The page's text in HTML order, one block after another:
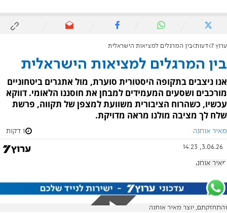
ערוץ 7 דעות בין המרגלים למציאות הישראלית
בין המרגלים למציאות הישראלית
אנו ניצבים בתקופה היסטורית סוערת, מול אתגרים ביטחוניים
מורכבים ושסעים המעמידים למבחן את חוסננו הלאומי. דווקא
עכשיו, כשהרוח הציבורית משוועת למצפן של תקווה, פרשת
שלח לך מציבה מולנו מראה מדויקת.
מאיר אוחנה 1 דקות
3.06.26, 14:23
מאיר אוחנה
והתחזקתם, יוצר מאיר אוחנה